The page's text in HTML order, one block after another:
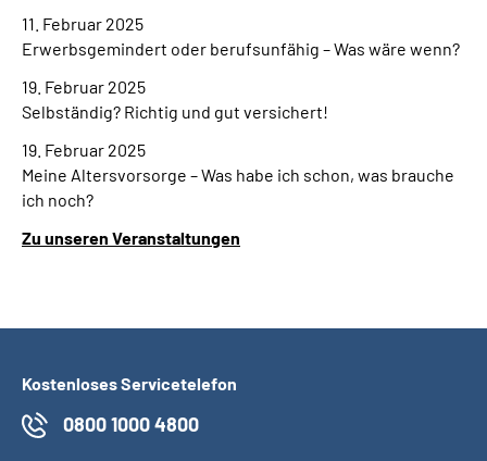
11. Februar 2025
Erwerbsgemindert oder berufsunfähig – Was wäre wenn?
19. Februar 2025
Selbständig? Richtig und gut versichert!
19. Februar 2025
Meine Altersvorsorge – Was habe ich schon, was brauche
ich noch?
Zu unseren Veranstaltungen
Kostenloses Servicetelefon
0800 1000 4800